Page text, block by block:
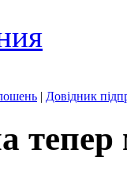
| Довідник